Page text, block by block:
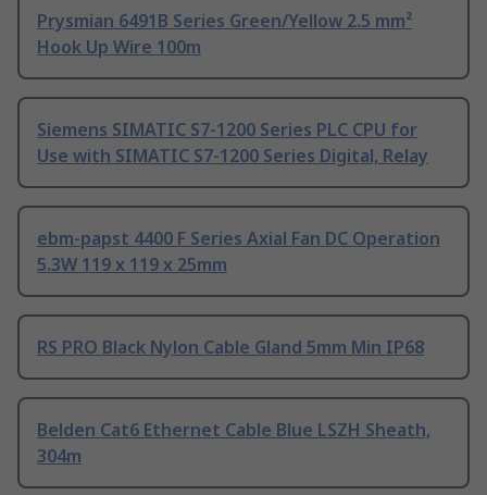
Prysmian 6491B Series Green/Yellow 2.5 mm²
Hook Up Wire 100m
Siemens SIMATIC S7-1200 Series PLC CPU for
Use with SIMATIC S7-1200 Series Digital, Relay
ebm-papst 4400 F Series Axial Fan DC Operation
5.3W 119 x 119 x 25mm
RS PRO Black Nylon Cable Gland 5mm Min IP68
Belden Cat6 Ethernet Cable Blue LSZH Sheath,
304m